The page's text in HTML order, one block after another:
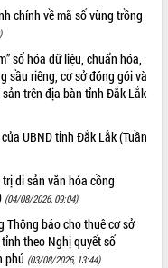
chính về mã số vùng trồng
số hóa dữ liệu, chuẩn hóa,
sầu riêng, cơ sở đóng gói và
trên địa bàn tỉnh Đắk Lắk
UBND tỉnh Đắk Lắk (Tuần
di sản văn hóa cồng
(04/08/2026, 09:04)
Thông báo cho thuê cơ sở
theo Nghị quyết số
phủ (03/08/2026, 13:44)